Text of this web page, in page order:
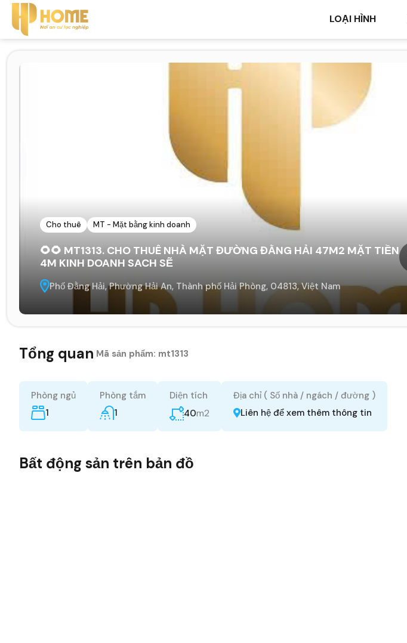
LOẠI HÌNH
Cho thuê MT - Mặt bằng kinh doanh
🌻🌻 MT1313. CHO THUÊ NHÀ MẶT ĐƯỜNG ĐẰNG HẢI 47M2 MẶT TIỀN
4M KINH DOANH SACH SẼ
Phố Đằng Hải, Phường Hải An, Thành phố Hải Phòng, 04813, Việt Nam
Tổng quan Mã sản phẩm: mt1313
Phòng ngủ
1
Phòng tắm
1
Diện tích
40m2
Địa chỉ ( Số nhà / ngách / đường )
Liên hệ để xem thêm thông tin
Bất động sản trên bản đồ